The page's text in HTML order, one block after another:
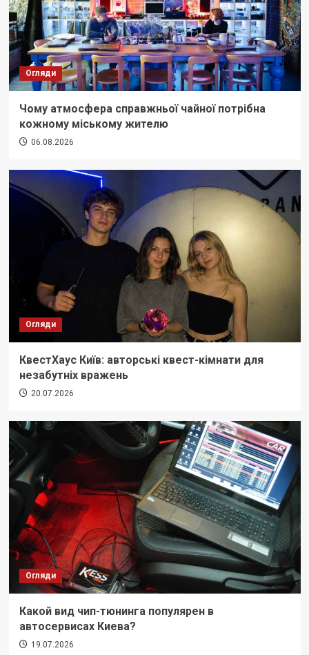
Огляди
Чому атмосфера справжньої чайної потрібна
кожному міському жителю
06.08.2026
Огляди
КвестХаус Київ: авторські квест-кімнати для
незабутніх вражень
20.07.2026
Огляди
Какой вид чип-тюнинга популярен в
автосервисах Киева?
19.07.2026